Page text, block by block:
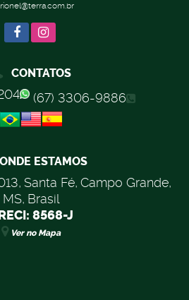
CONTATOS
(67) 3306-9886
ESTAMOS
, Santa Fé, Campo Grande,
MS, Brasil
8568-J
Ver no Mapa